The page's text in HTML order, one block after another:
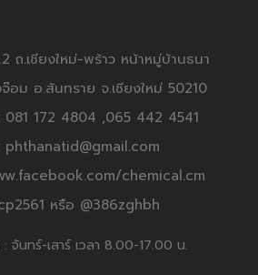
ถ.เชียงใหม่-พร้าว หน้าหมู่บ้านธนา
อม อ.สันทราย จ.เชียงใหม่ 50210
081 172 4804 ,065 442 4541
phthanatid@gmail.com
chemical.cm
หรือ @386zghbh
: จันทร์-เสาร์ เวลา 8.00-17.00 น.